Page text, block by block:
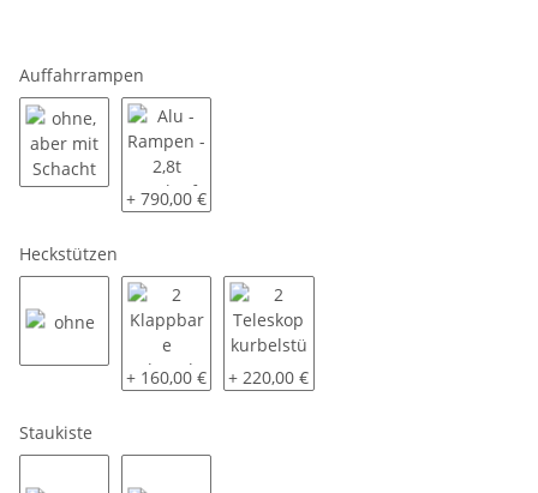
Auffahrrampen
ohne, aber mit Schacht
Alu - Rampen - 2,8t Tragkraft / Paar
+ 790,00 €
Heckstützen
2 Klappbare Schwerlaststützen
+ 160,00 € 2 Teleskopkurbelstützen
+ 220,00 €
Staukiste